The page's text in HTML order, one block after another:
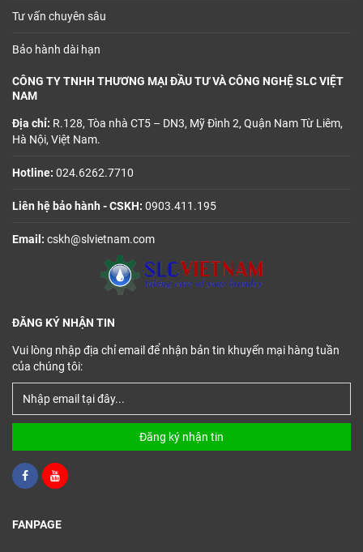
Tư vấn chuyên sâu
Bảo hành dài hạn
CÔNG TY TNHH THƯƠNG MẠI ĐẦU TƯ VÀ CÔNG NGHỆ SLC VIỆT
NAM
Địa chỉ: R.128, Tòa nhà CT5 – DN3, Mỹ Đình 2, Quận Nam Từ Liêm,
Hà Nội, Việt Nam.
Hotline: 024.6262.7710
Liên hệ bảo hành - CSKH: 0903.411.195
Email: cskh@slvietnam.com
ĐĂNG KÝ NHẬN TIN
Vui lòng nhập địa chỉ email để nhận bản tin khuyến mại hàng tuần
của chúng tôi:
Đăng ký nhận tin
FANPAGE